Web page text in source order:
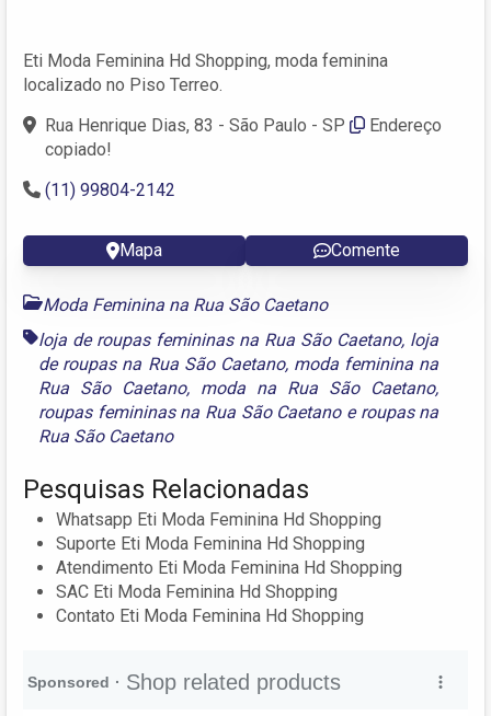
Eti Moda Feminina Hd Shopping, moda feminina
localizado no Piso Terreo.
Rua Henrique Dias, 83 - São Paulo - SP
Endereço
copiado!
(11) 99804-2142
Mapa Comente
Moda Feminina na Rua São Caetano
loja de roupas femininas na Rua São Caetano, loja
de roupas na Rua São Caetano, moda feminina na
Rua São Caetano, moda na Rua São Caetano,
roupas femininas na Rua São Caetanoe roupas na
Rua São Caetano
Pesquisas Relacionadas
Whatsapp Eti Moda Feminina Hd Shopping
Suporte Eti Moda Feminina Hd Shopping
Atendimento Eti Moda Feminina Hd Shopping
SAC Eti Moda Feminina Hd Shopping
Contato Eti Moda Feminina Hd Shopping